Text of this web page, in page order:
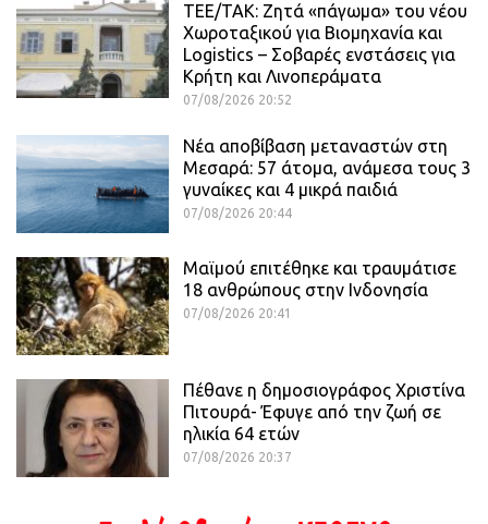
ΤΕΕ/ΤΑΚ: Ζητά «πάγωμα» του νέου
Χωροταξικού για Βιομηχανία και
Logistics – Σοβαρές ενστάσεις για
Κρήτη και Λινοπεράματα
07/08/2026 20:52
Νέα αποβίβαση μεταναστών στη
Μεσαρά: 57 άτομα, ανάμεσα τους 3
γυναίκες και 4 μικρά παιδιά
07/08/2026 20:44
Μαϊμού επιτέθηκε και τραυμάτισε
18 ανθρώπους στην Ινδονησία
07/08/2026 20:41
Πέθανε η δημοσιογράφος Χριστίνα
Πιτουρά- Έφυγε από την ζωή σε
ηλικία 64 ετών
07/08/2026 20:37